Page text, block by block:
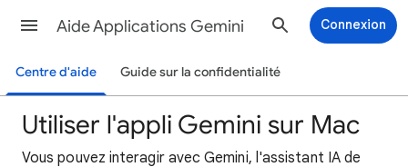
Aide Applications Gemini Connexion
Centre d'aide Guide sur la confidentialité
Utiliser l'appli Gemini sur Mac
Vous pouvez interagir avec Gemini, l'assistant IA de